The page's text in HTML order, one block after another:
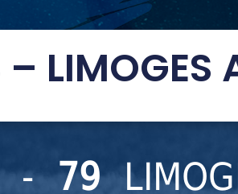
LIMOGES
- 79